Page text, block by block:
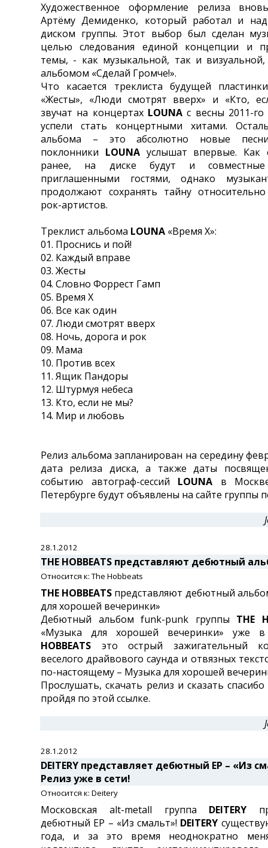
Художественное оформление релиза
Артёму Демиденко, который работал и
диском группы. Этот выбор был сделан
целью следования единой концепции и
темы, - как музыкальной, так и
альбомом «Сделай Громче!».
Что касается треклиста будущей
«Жесты», «Люди смотрят вверх» и «Кто,
звучат на концертах LOUNA с весны 2011-
успели стать концертными хитами.
альбома – это абсолютно новые
поклонники LOUNAуслышат впервые. Как
ранее, на диске будут и
приглашенными гостями, однако
продолжают сохранять тайну
рок-артистов.
Треклист альбома LOUNA «Время Х»:
01. Проснись и пой!
02. Каждый вправе
03. Жесты
04. Словно Форрест Гамп
05. Время Х
06. Все как один
07. Люди смотрят вверх
08. Ночь, дорога и рок
09. Мама
10. Против всех
11. Ящик Пандоры
12. Штурмуя небеса
13. Кто, если не мы?
14. Мир и любовь
Релиз альбома запланирован на середину
дата релиза диска, а также даты
событию автограф-сессий LOUNA в
Петербурге будут объявлены на сайте группы
28.1.2012
THE HOBBEATS представляют дебютный
Относится к: The Hobbeats
THE HOBBEATS представляют дебютный
для хорошей вечеринки»
Дебютный альбом funk-punk группы THE
«Музыка для хорошей вечеринки» уже
HOBBEATS это острый зажигательный
веселого драйвового саунда и отвязных
по-настоящему – Музыка для хорошей
Прослушать, скачать релиз и сказать
пройдя по этой ссылке.
28.1.2012
DEITERY представляет дебютный EP – «Из
Релиз уже в сети!
Относится к: Deitery
Московская alt-metall группа DEITERY
дебютный EP – «Из смальт»! DEITERY
года, и за это время неоднократно